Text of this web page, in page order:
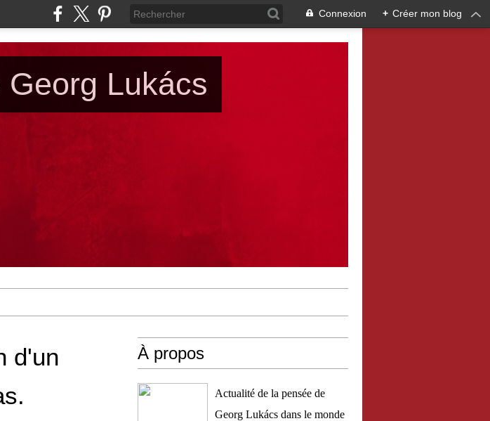
Connexion + Créer mon blog
Lukács
d'un
À propos
Actualité de la pensée de
Georg Lukács dans le monde